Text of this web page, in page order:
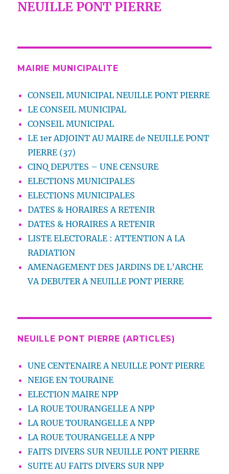
NEUILLE PONT PIERRE
MAIRIE MUNICIPALITE
CONSEIL MUNICIPAL NEUILLE PONT PIERRE
LE CONSEIL MUNICIPAL
CONSEIL MUNICIPAL
LE 1er ADJOINT AU MAIRE de NEUILLE PONT
PIERRE (37)
CINQ DEPUTES – UNE CENSURE
ELECTIONS MUNICIPALES
ELECTIONS MUNICIPALES
DATES & HORAIRES A RETENIR
DATES & HORAIRES A RETENIR
LISTE ELECTORALE : ATTENTION A LA
RADIATION
AMENAGEMENT DES JARDINS DE L’ARCHE
VA DEBUTER A NEUILLE PONT PIERRE
NEUILLE PONT PIERRE (ARTICLES)
UNE CENTENAIRE A NEUILLE PONT PIERRE
NEIGE EN TOURAINE
ELECTION MAIRE NPP
LA ROUE TOURANGELLE A NPP
LA ROUE TOURANGELLE A NPP
LA ROUE TOURANGELLE A NPP
FAITS DIVERS SUR NEUILLE PONT PIERRE
SUITE AU FAITS DIVERS SUR NPP